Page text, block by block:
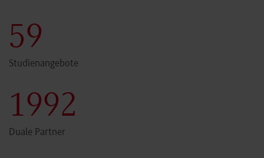
59
Studienangebote
1999
Duale Partner